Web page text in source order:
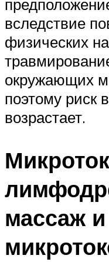
вследствие
физических
окружающих
поэтому риск
возрастает.
массаж и